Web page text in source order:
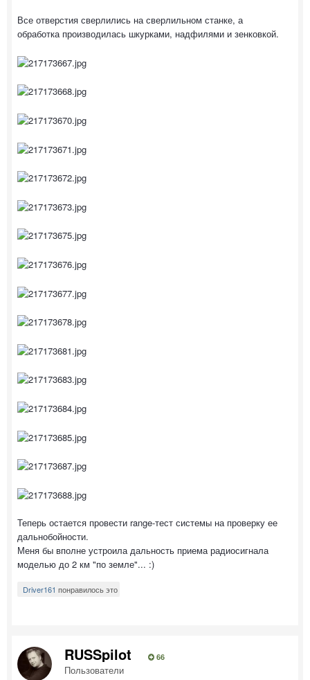
Все отверстия сверлились на сверлильном станке, а
обработка производилась шкурками, надфилями и зенковкой.
Теперь остается провести range-тест системы на проверку ее
дальнобойности.
Меня бы вполне устроила дальность приема радиосигнала
моделью до 2 км "по земле"... :)
Driver161 понравилось это
RUSSpilot 66
Пользователи